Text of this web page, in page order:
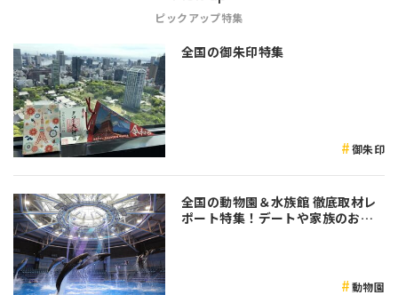
ピックアップ特集
全国の御朱印特集
御朱印
全国の動物園＆水族館 徹底取材レ
ポート特集！デートや家族のおで
動物園